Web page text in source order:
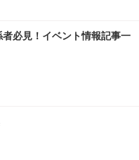
者必見！イベント情報記事一